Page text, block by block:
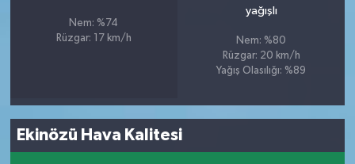
Nem: %74
Rüzgar: 17 km/h
yağışlı
Nem: %80
Rüzgar: 20 km/h
Yağış Olasılığı: %89
Ekinözü Hava Kalitesi